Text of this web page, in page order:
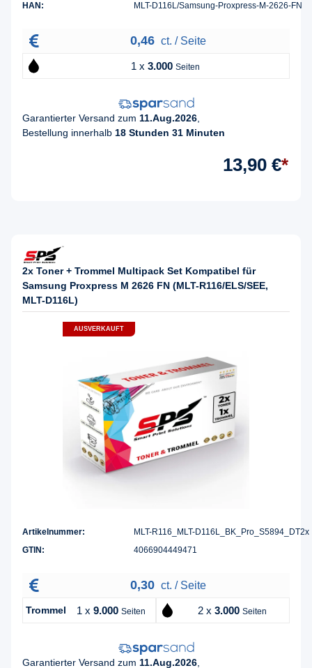
HAN:
MLT-D116L/Samsung-Proxpress-M-2626-FN
0,46 ct. / Seite
1 x 3.000 Seiten
Garantierter Versand zum 11.Aug.2026
Bestellung innerhalb 18 Stunden 31 Minuten
13,90 €*
2x Toner + Trommel Multipack Set Kompatibel für
Samsung Proxpress M 2626 FN (MLT-R116/ELS/SEE,
MLT-D116L)
AUSVERKAUFT
Artikelnummer:
MLT-R116_MLT-D116L_BK_Pro_S5894_DT2x
GTIN:
4066904449471
0,30 ct. / Seite
Trommel 1 x 9.000 Seiten 2 x 3.000 Seiten
Garantierter Versand zum 11.Aug.2026